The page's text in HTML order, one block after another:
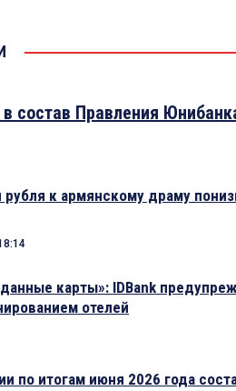
состав Правления
к армянскому драму
карты»: IDBank
отелей
по итогам июня 2026 года